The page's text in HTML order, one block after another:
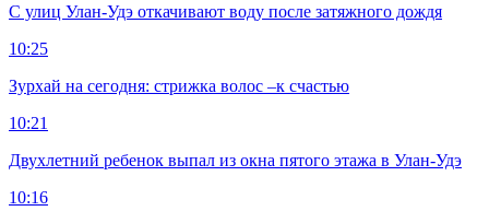
С улиц Улан-Удэ откачивают воду после затяжного дождя
10:25
Зурхай на сегодня: стрижка волос –к счастью
10:21
Двухлетний ребенок выпал из окна пятого этажа в Улан-Удэ
10:16